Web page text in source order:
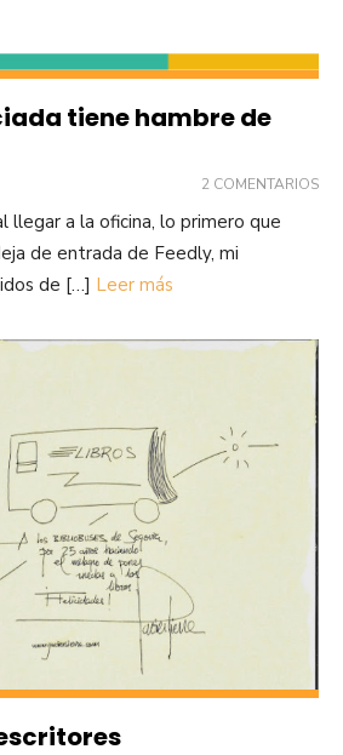
tiene hambre de
2 COMENTARIOS
llegar a la oficina, lo primero que
de entrada de Feedly, mi
de […] Leer más